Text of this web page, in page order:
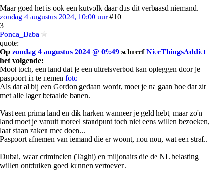
Maar goed het is ook een kutvolk daar dus dit verbaasd niemand.
zondag 4 augustus 2024, 10:00 uur #10
3
Ponda_Baba
quote:
Op zondag 4 augustus 2024 @ 09:49 schreefNiceThingsAddict
het volgende:
Mooi toch, een land dat je een uitreisverbod kan opleggen door je
paspoort in te nemen foto
Als dat al bij een Gordon gedaan wordt, moet je na gaan hoe dat zit
met alle lager betaalde banen.
Vast een prima land en dik harken wanneer je geld hebt, maar zo'n
land moet je vanuit moreel standpunt toch niet eens willen bezoeken,
laat staan zaken mee doen...
Paspoort afnemen van iemand die er woont, nou nou, wat een straf..
Dubai, waar criminelen (Taghi) en miljonairs die de NL belasting
willen ontduiken goed kunnen vertoeven.